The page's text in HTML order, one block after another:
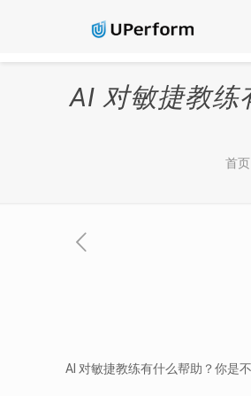
AI 对敏捷教练
首页
AI 对敏捷教练有什么帮助？你是